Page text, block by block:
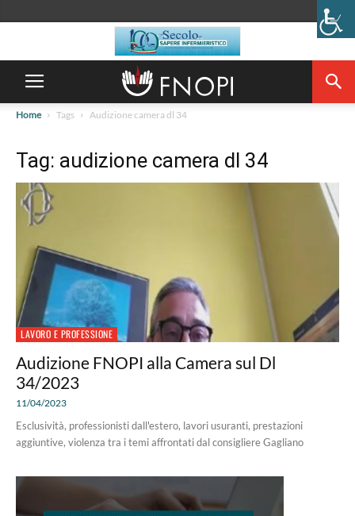
Home Tags Audizione camera dl 34
Tag: audizione camera dl 34
LAVORO E PROFESSIONE
Audizione FNOPI alla Camera sul Dl
34/2023
11/04/2023
Esclusività, professionisti dall'estero, lavori usuranti, prestazioni
aggiuntive, violenza tra i temi affrontati dal consigliere Gagliano